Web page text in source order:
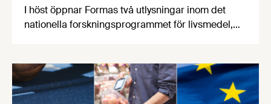
I höst öppnar Formas två utlysningar inom det
nationella forskningsprogrammet för livsmedel,
en motståndskraftig livsmedelsförsörjning", och
båda syftar till att bana väg för innovationer som
stärker Sveriges livsmedelsförsörjning.